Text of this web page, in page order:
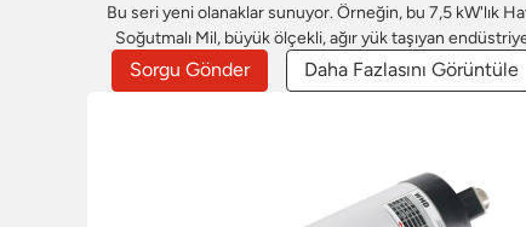
Bu seri yeni olanaklar sunuyor. Örneğin, bu 7,5 kW'lık
Soğutmalı Mil, büyük ölçekli, ağır yük taşıyan
otomasyon hatları için kesintisiz güç sağlıyor. En zorlu
ortamları için tasarlanmış gerçek bir verimlilik aracıdır.
Sorgu Gönder Daha Fazlasını Görüntüle